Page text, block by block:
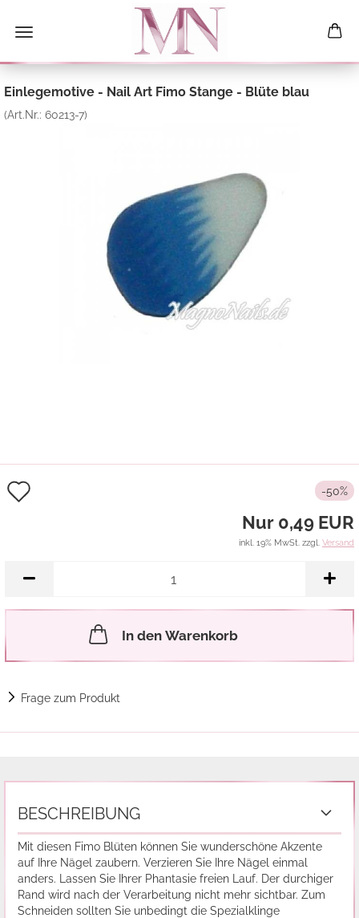
Einlegemotive - Nail Art Fimo Stange - Blüte blau
(Art.Nr.: 60213-7)
-50%
Nur 0,49 EUR
inkl. 19% MwSt. zzgl. Versand
In den Warenkorb
Frage zum Produkt
BESCHREIBUNG
Mit diesen Fimo Blüten können Sie wunderschöne Akzente
auf Ihre Nägel zaubern. Verzieren Sie Ihre Nägel einmal
anders. Lassen Sie Ihrer Phantasie freien Lauf. Der durchiger
Rand wird nach der Verarbeitung nicht mehr sichtbar. Zum
Schneiden sollten Sie unbedingt die Spezialklinge